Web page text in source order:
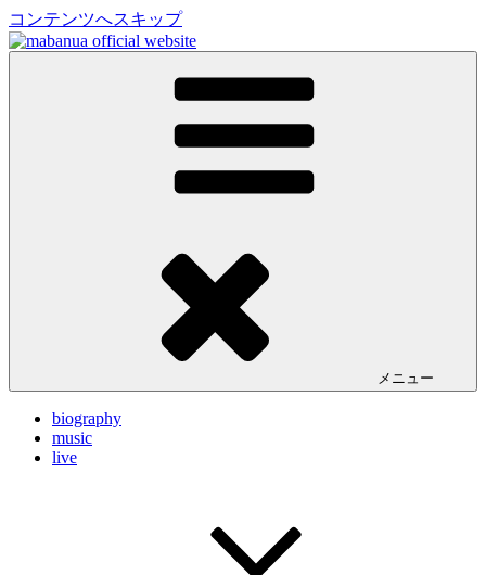
コンテンツへスキップ
mabanua official website
ドラマー／プロデューサー mabanua (マバヌア) の公式サイ
ト。ライブ情報、リリース情報、プロデュースワークや楽曲
メニュー
biography
music
live